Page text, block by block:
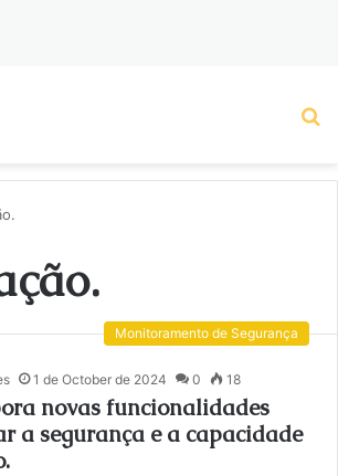
Monitoramento de Segurança
1 de October de 2024 0 18
novas funcionalidades
a segurança e a capacidade